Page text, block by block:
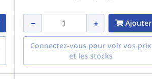
Ajouter
Connectez-vous pour voir vos prix
et les stocks